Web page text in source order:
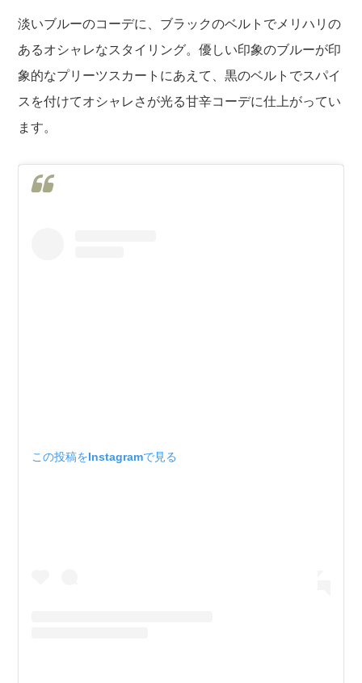
淡いブルーのコーデに、ブラックのベルトでメリハリの
あるオシャレなスタイリング。優しい印象のブルーが印
象的なプリーツスカートにあえて、黒のベルトでスパイ
スを付けてオシャレさが光る甘辛コーデに仕上がってい
ます。
この投稿をInstagramで見る